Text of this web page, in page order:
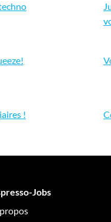
!
Jobs